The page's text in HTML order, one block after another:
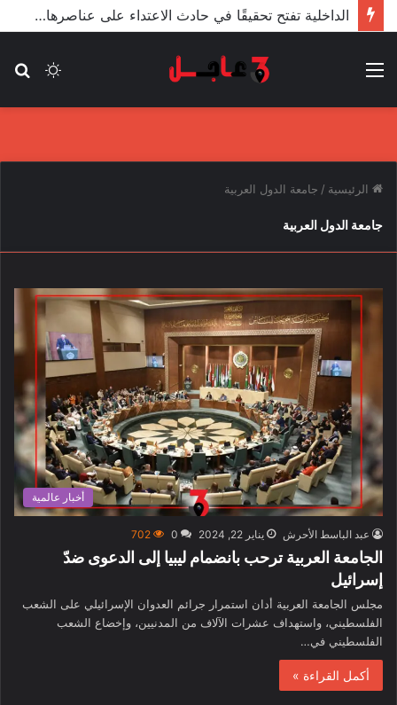
الداخلية تفتح تحقيقًا في حادث الاعتداء على عناصرها من قبل مندسين في المظاهرات
الوضع
الرئيسية / جامعة الدول العربية
جامعة الدول العربية
أخبار عالمية
عبد الباسط الأحرش يناير 22, 2024 0
702
الجامعة العربية ترحب بانضمام ليبيا إلى الدعوى ضدّ
إسرائيل
مجلس الجامعة العربية أدان استمرار جرائم العدوان الإسرائيلي على الشعب
الفلسطيني، واستهداف عشرات الآلاف من المدنيين، وإخضاع الشعب
الفلسطيني في…
أكمل القراءة »